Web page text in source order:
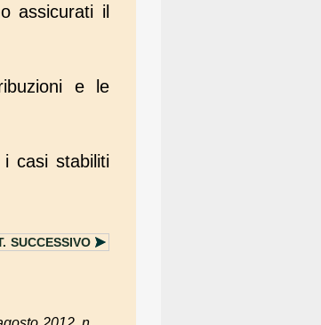
assicurati il
e le
i casi stabiliti
SUCCESSIVO